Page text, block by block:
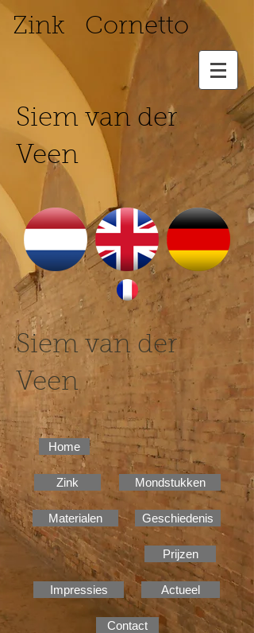
Zink Cornetto
Siem van der
Veen
Siem van der
Veen
Home
Zink
Materialen
Mondstukken
Geschiedenis
Prijzen
Impressies Actueel
Contact